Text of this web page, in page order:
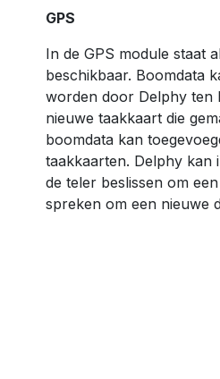
GPS
In de GPS module staat
beschikbaar. Boomdata
worden door Delphy ten
nieuwe taakkaart die
boomdata kan
taakkaarten. Delphy kan
de teler beslissen om
spreken om een nieuwe